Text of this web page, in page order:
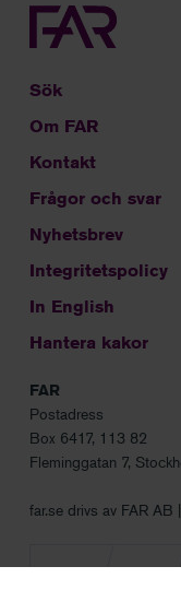
Sök
Om FAR
Kontakt
Frågor och svar
Nyhetsbrev
Integritetspolicy
In English
Hantera kakor
FAR
Postadress
Box 6417, 113 82
Fleminggatan 7,
far.se drivs av FAR AB